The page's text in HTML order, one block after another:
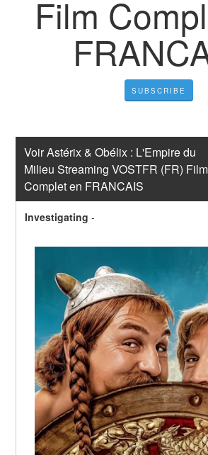
Film
SUBSCRIBE
Voir Astérix & Obélix : L'Empire du
Milieu Streaming VOSTFR (FR) Film
Complet en FRANCAIS
Investigating -